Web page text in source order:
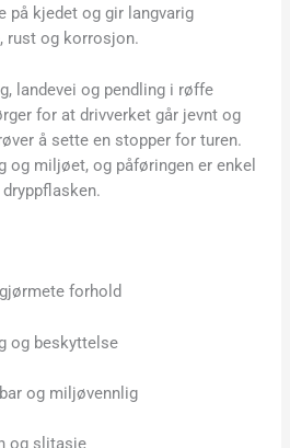
på kjedet og gir langvarig
rust og korrosjon.
landevei og pendling i røffe
for at drivverket går jevnt og
å sette en stopper for turen.
og miljøet, og påføringen er enkel
forhold
og beskyttelse
og miljøvennlig
og slitasje